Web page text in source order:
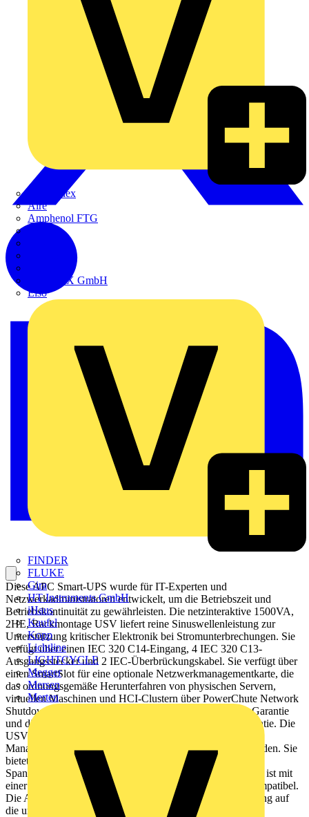
Adaptaflex
Alre
Amphenol FTG
DOTLUX GmbH
Elso
FINDER
FLUKE
Gira
HT Instruments GmbH
iHaus
Kaufel
Kopp
Lichtline
LIGHTCYCLE
Megger
Mersen
Merten
Diese APC Smart-UPS wurde für IT-Experten und
Netzwerkadministratoren entwickelt, um die Betriebszeit und
Betriebskontinuität zu gewährleisten. Die netzinteraktive 1500VA,
2HE, Rackmontage USV liefert reine Sinuswellenleistung zur
Unterstützung kritischer Elektronik bei Stromunterbrechungen. Sie
verfügt über einen IEC 320 C14-Eingang, 4 IEC 320 C13-
Ausgangsstecker und 2 IEC-Überbrückungskabel. Sie verfügt über
einen SmartSlot für eine optionale Netzwerkmanagementkarte, die
das ordnungsgemäße Herunterfahren von physischen Servern,
virtuellen Maschinen und HCI-Clustern über PowerChute Network
Shutdown ermöglicht. Die Smart-UPS hat eine 3-Jahres-Garantie
und die eingebaute Blei-Säure-Batterie eine 2-Jahres-Garantie. Die
USV kann mit EcoStruxure IT oder mit zentralisierten
Managementplattformen von Drittanbietern verbunden werden. Sie
bietet Überspannungsschutz gegen Blitzeinschläge,
Spannungsabfälle, Stromausfälle und Überspannungen. Sie ist mit
einer speziellen, vom Benutzer austauschbaren Batterie kompatibel.
Die APC-Ersatzbatteriekassette hilft dabei, die USV-Leistung auf
die ursprünglichen Spezifikationen zurückzubringen.